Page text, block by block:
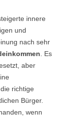
innere
und
nach sehr
. Es
aber
richtige
Bürger.
wenn